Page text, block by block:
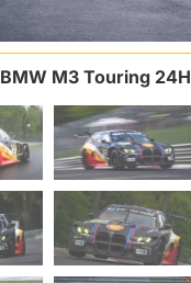
BMW M3 Touring 24H